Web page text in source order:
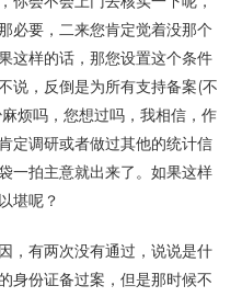
必要，二来您肯定觉着没那个
这样的话，那您设置这个条件
说，反倒是为所有支持备案(不
烦吗，您想过吗，我相信，作
定调研或者做过其他的统计信
一拍主意就出来了。如果这样
堪呢？
，有两次没有通过，说说是什
身份证备过案，但是那时候不